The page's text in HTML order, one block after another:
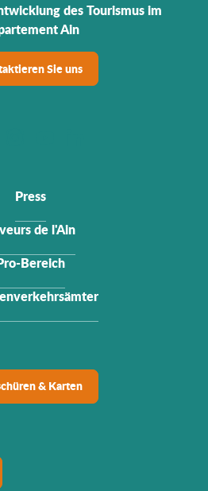
des Tourismus im
Ain
Sie uns
Press
de l'Ain
Bereich
& Karten